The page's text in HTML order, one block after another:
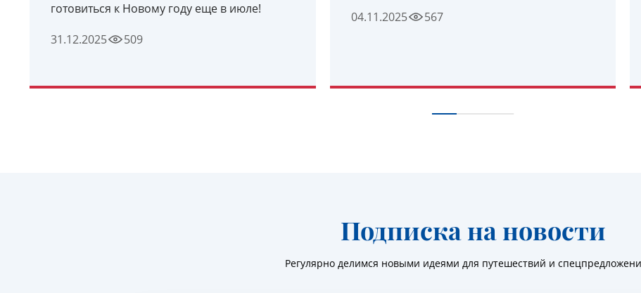
готовиться к Новому году еще в июле!
31.12.2025
509
УЗНАТЬ ПОДРОБНЕЕ
04.11.2025
567
УЗНАТЬ ПОДРОБНЕЕ
Подписка на новости
Регулярно делимся новыми идеями для путешествий и